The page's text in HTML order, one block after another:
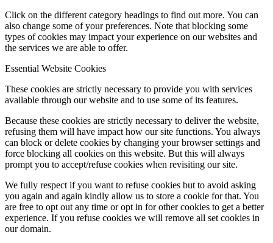
Click on the different category headings to find out more. You can
also change some of your preferences. Note that blocking some
types of cookies may impact your experience on our websites and
the services we are able to offer.
Essential Website Cookies
These cookies are strictly necessary to provide you with services
available through our website and to use some of its features.
Because these cookies are strictly necessary to deliver the website,
refusing them will have impact how our site functions. You always
can block or delete cookies by changing your browser settings and
force blocking all cookies on this website. But this will always
prompt you to accept/refuse cookies when revisiting our site.
We fully respect if you want to refuse cookies but to avoid asking
you again and again kindly allow us to store a cookie for that. You
are free to opt out any time or opt in for other cookies to get a better
experience. If you refuse cookies we will remove all set cookies in
our domain.